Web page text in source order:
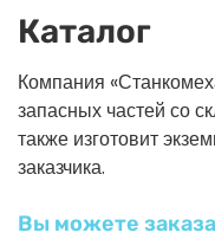
Каталог
Компания
запасных частей со
также изготовит
заказчика.
Вы можете